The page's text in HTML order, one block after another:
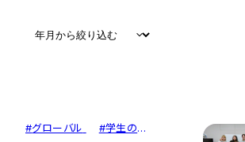
#グローバル #学生の活